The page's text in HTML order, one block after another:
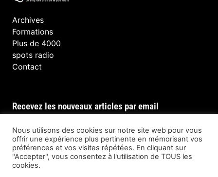
Archives
Formations
Plus de 4000
spots radio
Contact
Recevez les nouveaux articles par email
INSCRIPTION
Nous utilisons des cookies sur notre site web pour vous
offrir une expérience plus pertinente en mémorisant vos
préférences et vos visites répétées. En cliquant sur
"Accepter", vous consentez à l'utilisation de TOUS les
cookies.